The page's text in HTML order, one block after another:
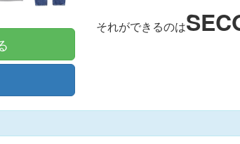
それができるのは